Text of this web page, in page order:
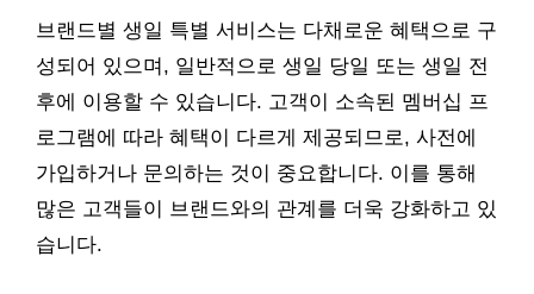
브랜드별 생일 특별 서비스는 다채로운 혜택으로 구
성되어 있으며, 일반적으로 생일 당일 또는 생일 전
후에 이용할 수 있습니다. 고객이 소속된 멤버십 프
로그램에 따라 혜택이 다르게 제공되므로, 사전에
가입하거나 문의하는 것이 중요합니다. 이를 통해
많은 고객들이 브랜드와의 관계를 더욱 강화하고 있
습니다.